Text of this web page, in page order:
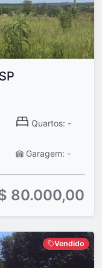
Quartos: -
Garagem: -
80.000,00
Vendido